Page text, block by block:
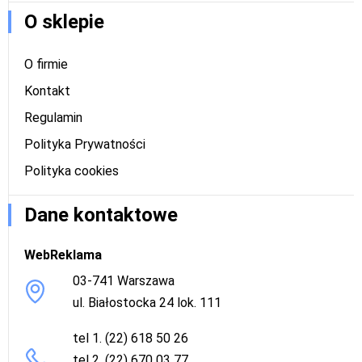
O sklepie
O firmie
Kontakt
Regulamin
Polityka Prywatności
Polityka cookies
Dane kontaktowe
WebReklama
03-741 Warszawa
ul. Białostocka 24 lok. 111
tel 1. (22) 618 50 26